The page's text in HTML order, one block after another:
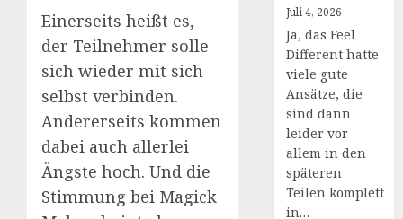
Einerseits heißt es,
der Teilnehmer solle
sich wieder mit sich
selbst verbinden.
Andererseits kommen
dabei auch allerlei
Ängste hoch. Und die
Stimmung bei Magick
Juli 4, 2026
Ja, das Feel
Different hatte
viele gute
Ansätze, die
sind dann
leider vor
allem in den
späteren
Teilen komplett
in…